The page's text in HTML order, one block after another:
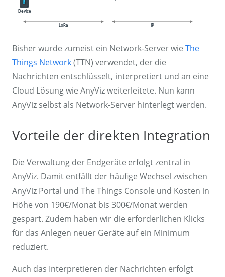
Bisher wurde zumeist ein Network-Server wie The
Things Network(TTN) verwendet, der die
Nachrichten entschlüsselt, interpretiert und an eine
Cloud Lösung wie AnyViz weiterleitete. Nun kann
AnyViz selbst als Network-Server hinterlegt werden.
Vorteile der direkten Integration
Die Verwaltung der Endgeräte erfolgt zentral in
AnyViz. Damit entfällt der häufige Wechsel zwischen
AnyViz Portal und The Things Console und Kosten in
Höhe von 190€/Monat bis 300€/Monat werden
gespart. Zudem haben wir die erforderlichen Klicks
für das Anlegen neuer Geräte auf ein Minimum
reduziert.
Auch das Interpretieren der Nachrichten erfolgt